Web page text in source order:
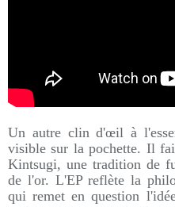
Un autre clin d'œil à
visible sur la pochette. Il
Kintsugi, une tradition de
de l'or. L'EP reflète la
qui remet en question